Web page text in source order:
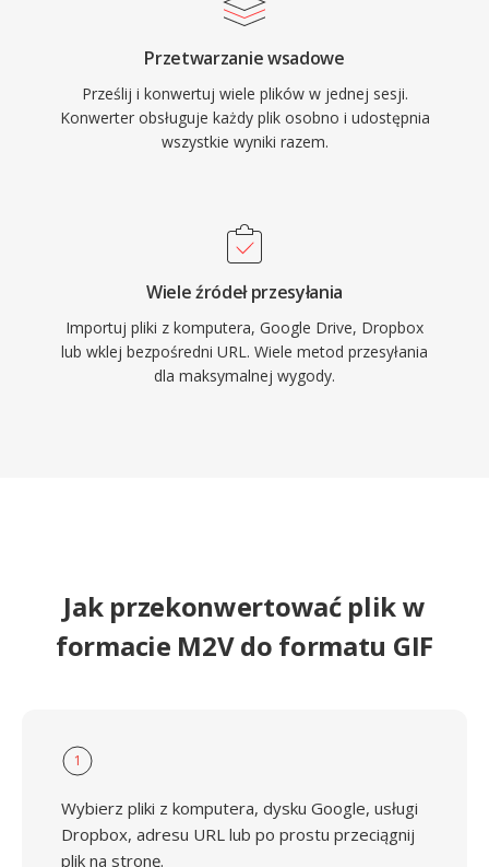
Przetwarzanie wsadowe
Prześlij i konwertuj wiele plików w jednej sesji.
Konwerter obsługuje każdy plik osobno i udostępnia
wszystkie wyniki razem.
Wiele źródeł przesyłania
Importuj pliki z komputera, Google Drive, Dropbox
lub wklej bezpośredni URL. Wiele metod przesyłania
dla maksymalnej wygody.
Jak przekonwertować plik w
formacie M2V do formatu GIF
1
Wybierz pliki z komputera, dysku Google, usługi
Dropbox, adresu URL lub po prostu przeciągnij
plik na stronę.